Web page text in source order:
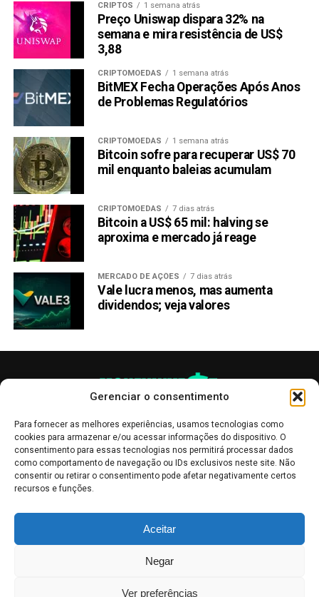
Gerenciar o consentimento
Para fornecer as melhores experiências, usamos tecnologias como
cookies para armazenar e/ou acessar informações do dispositivo. O
consentimento para essas tecnologias nos permitirá processar dados
como comportamento de navegação ou IDs exclusivos neste site. Não
consentir ou retirar o consentimento pode afetar negativamente certos
recursos e funções.
Aceitar
Negar
Ver preferências
CRIPTOS 1 semana atrás
Preço Uniswap dispara 32% na
semana e mira resistência de US$
3,88
CRIPTOMOEDAS 1 semana atrás
BitMEX Fecha Operações Após Anos
de Problemas Regulatórios
CRIPTOMOEDAS 1 semana atrás
Bitcoin sofre para recuperar US$ 70
mil enquanto baleias acumulam
CRIPTOMOEDAS 7 dias atrás
Bitcoin a US$ 65 mil: halving se
aproxima e mercado já reage
MERCADO DE AÇÕES 7 dias atrás
Vale lucra menos, mas aumenta
dividendos; veja valores
informativo, servindo como boletins de divulgação, e não devem ser
interpretadas como recomendações de investimento.Leia mais
Bolsa de Valores